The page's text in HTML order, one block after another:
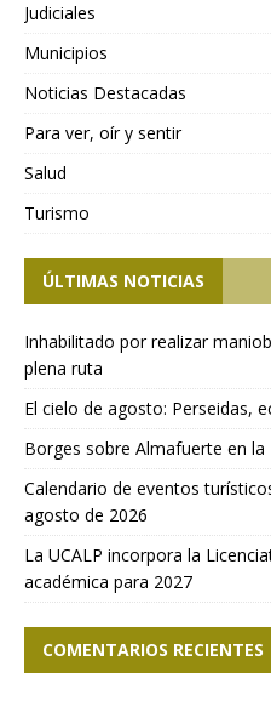
Judiciales
Municipios
Noticias Destacadas
Para ver, oír y sentir
Salud
Turismo
ÚLTIMAS NOTICIAS
Inhabilitado por realizar
plena ruta
El cielo de agosto: Perseidas,
Borges sobre Almafuerte en
Calendario de eventos
agosto de 2026
La UCALP incorpora la
académica para 2027
COMENTARIOS RECIENTES